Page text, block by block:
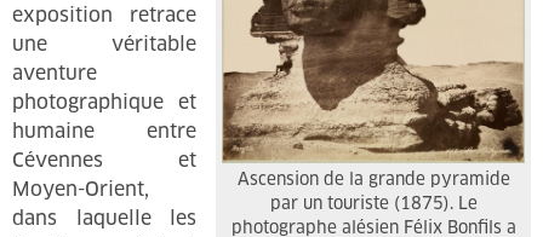
Ascension de la grande pyramide
par un touriste (1875). Le
photographe alésien Félix Bonfils a
exposition retrace
une véritable
aventure
photographique et
humaine entre
Cévennes et
Moyen-Orient,
dans laquelle les